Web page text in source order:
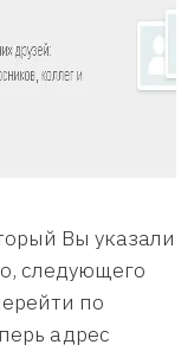
Вы указали
следующего
по
адрес